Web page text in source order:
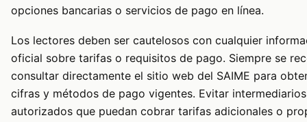
opciones bancarias o servicios de pago en línea.
Los lectores deben ser cautelosos con cualquier
oficial sobre tarifas o requisitos de pago. Siempre se
consultar directamente el sitio web del SAIME para
cifras y métodos de pago vigentes. Evitar
autorizados que puedan cobrar tarifas adicionales o